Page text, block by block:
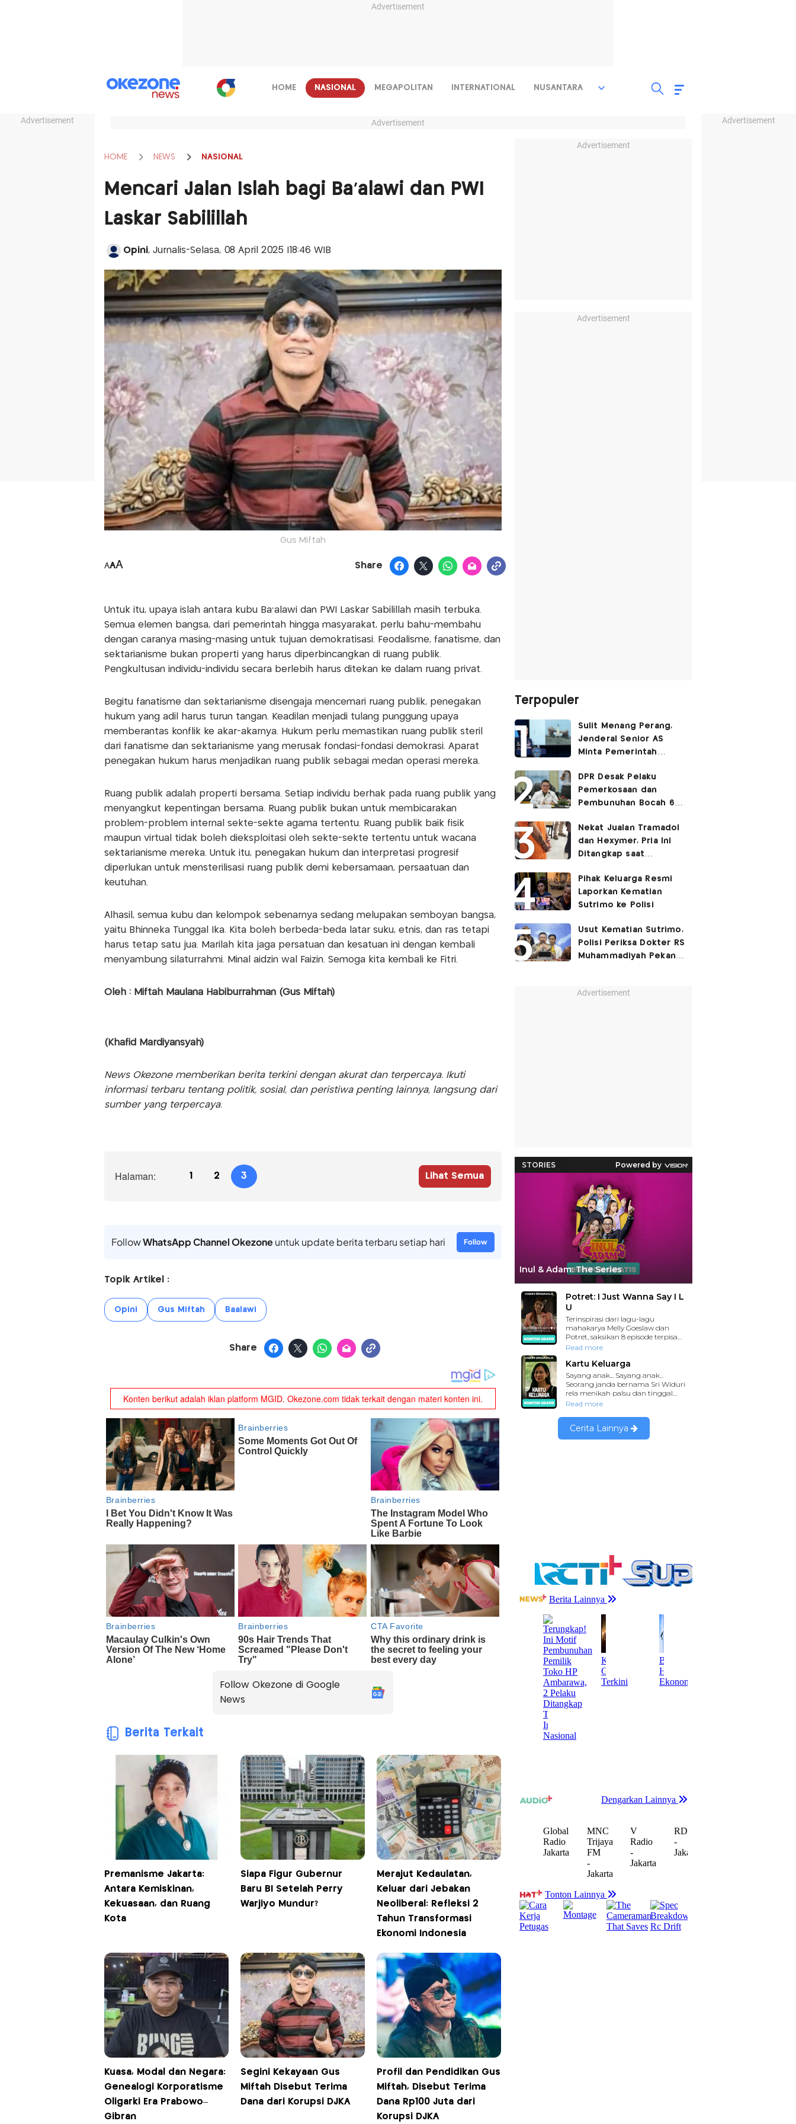
Advertisement
Advertisement Advertisement
HOME NASIONAL MEGAPOLITAN INTERNATIONAL NUSANTARA
Advertisement
HOME NEWS NASIONAL
Mencari Jalan Islah bagi Ba’alawi dan PWI
Laskar Sabilillah
Opini, Jurnalis-Selasa, 08 April 2025 |18:46 WIB
Gus Miftah
AAA Share
Untuk itu, upaya islah antara kubu Ba’alawi dan PWI Laskar Sabilillah masih terbuka.
Semua elemen bangsa, dari pemerintah hingga masyarakat, perlu bahu-membahu
dengan caranya masing-masing untuk tujuan demokratisasi. Feodalisme, fanatisme, dan
sektarianisme bukan properti yang harus diperbincangkan di ruang publik.
Pengkultusan individu-individu secara berlebih harus ditekan ke dalam ruang privat.
Begitu fanatisme dan sektarianisme disengaja mencemari ruang publik, penegakan
hukum yang adil harus turun tangan. Keadilan menjadi tulang punggung upaya
memberantas konflik ke akar-akarnya. Hukum perlu memastikan ruang publik steril
dari fanatisme dan sektarianisme yang merusak fondasi-fondasi demokrasi. Aparat
penegakan hukum harus menjadikan ruang publik sebagai medan operasi mereka.
Ruang publik adalah properti bersama. Setiap individu berhak pada ruang publik yang
menyangkut kepentingan bersama. Ruang publik bukan untuk membicarakan
problem-problem internal sekte-sekte agama tertentu. Ruang publik baik fisik
maupun virtual tidak boleh dieksploitasi oleh sekte-sekte tertentu untuk wacana
sektarianisme mereka. Untuk itu, penegakan hukum dan interpretasi progresif
diperlukan untuk mensterilisasi ruang publik demi kebersamaan, persaatuan dan
keutuhan.
Alhasil, semua kubu dan kelompok sebenarnya sedang melupakan semboyan bangsa,
yaitu Bhinneka Tunggal Ika. Kita boleh berbeda-beda latar suku, etnis, dan ras tetapi
harus tetap satu jua. Marilah kita jaga persatuan dan kesatuan ini dengan kembali
menyambung silaturrahmi. Minal aidzin wal Faizin. Semoga kita kembali ke Fitri.
Oleh : Miftah Maulana Habiburrahman (Gus Miftah)
(Khafid Mardiyansyah)
News Okezone memberikan berita terkini dengan akurat dan terpercaya. Ikuti
informasi terbaru tentang politik, sosial, dan peristiwa penting lainnya, langsung dari
sumber yang terpercaya.
Halaman: 1 2 3 Lihat Semua
FollowWhatsApp Channel Okezoneuntuk update berita terbaru setiap hari Follow
Topik Artikel :
Opini Gus Miftah Baalawi
Share
Follow Okezone di Google
News
Berita Terkait
Premanisme Jakarta:
Antara Kemiskinan,
Kekuasaan, dan Ruang
Kota
Siapa Figur Gubernur
Baru BI Setelah Perry
Warjiyo Mundur?
Merajut Kedaulatan,
Keluar dari Jebakan
Neoliberal: Refleksi 2
Tahun Transformasi
Ekonomi Indonesia
Kuasa, Modal dan Negara:
Genealogi Korporatisme
Oligarki Era Prabowo–
Gibran
Segini Kekayaan Gus
Miftah Disebut Terima
Dana dari Korupsi DJKA
Profil dan Pendidikan Gus
Miftah, Disebut Terima
Dana Rp100 Juta dari
Korupsi DJKA
Advertisement
Advertisement
Terpopuler
Sulit Menang Perang,
Jenderal Senior AS
Minta Pemerintah
Lawan Iran
DPR Desak Pelaku
Pemerkosaan dan
Pembunuhan Bocah 6
Dihukum Seumur Hidup
Nekat Jualan Tramadol
dan Hexymer, Pria Ini
Ditangkap saat
Pihak Keluarga Resmi
Laporkan Kematian
Sutrimo ke Polisi
Usut Kematian Sutrimo,
Polisi Periksa Dokter RS
Muhammadiyah Pekan
Advertisement